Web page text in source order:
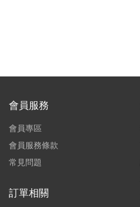
會員服務
會員專區
會員服務條款
常見問題
訂單相關